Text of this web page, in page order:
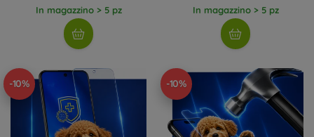
In magazzino > 5 pz In magazzino > 5 pz
-10% -10%